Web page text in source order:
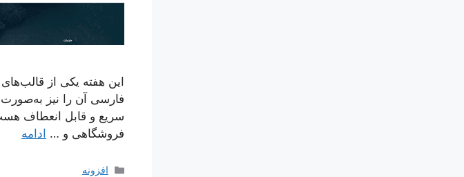
این هفته یکی از
فارسی آن را نیز به‌صورت
سریع و قابل انعطاف هست
فروشگاهی و … ادامه
دسته‌ها
افزونه